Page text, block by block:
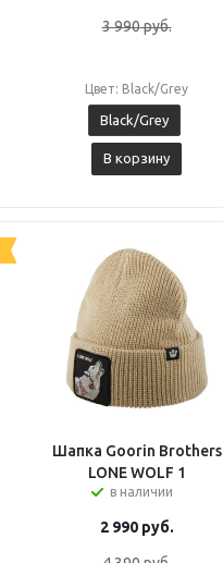
3 990руб.
Цвет: Black/Grey
Black/Grey
В корзину
Шапка Goorin Brothers
LONE WOLF 1
в наличии
2 990руб.